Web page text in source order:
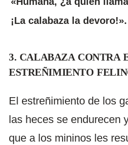
¡La calabaza la
3. CALABAZA CONTRA
ESTREÑIMIENTO
El estreñimiento de los
las heces se endurecen
que a los mininos les